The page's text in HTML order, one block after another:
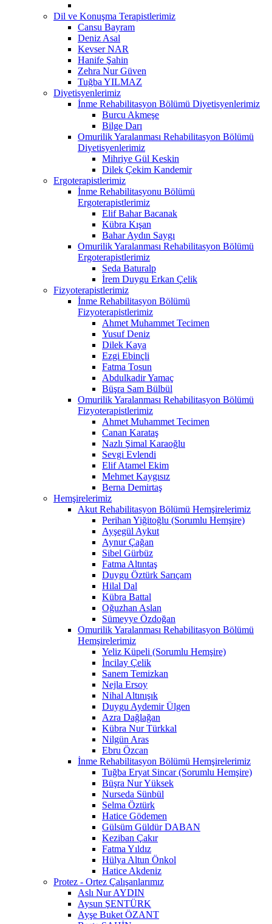
Dil ve Konuşma Terapistlerimiz
Cansu Bayram
Deniz Asal
Kevser NAR
Hanife Şahin
Zehra Nur Güven
Tuğba YILMAZ
Diyetisyenlerimiz
İnme Rehabilitasyon Bölümü Diyetisyenlerimiz
Burcu Akmeşe
Bilge Darı
Omurilik Yaralanması Rehabilitasyon Bölümü
Diyetisyenlerimiz
Mihriye Gül Keskin
Dilek Çekim Kandemir
Ergoterapistlerimiz
İnme Rehabilitasyonu Bölümü
Ergoterapistlerimiz
Elif Bahar Bacanak
Kübra Kışan
Bahar Aydın Saygı
Omurilik Yaralanması Rehabilitasyon Bölümü
Ergoterapistlerimiz
Seda Baturalp
İrem Duygu Erkan Çelik
Fizyoterapistlerimiz
İnme Rehabilitasyon Bölümü
Fizyoterapistlerimiz
Ahmet Muhammet Tecimen
Yusuf Deniz
Dilek Kaya
Ezgi Ebinçli
Fatma Tosun
Abdulkadir Yamaç
Büşra Sam Bülbül
Omurilik Yaralanması Rehabilitasyon Bölümü
Fizyoterapistlerimiz
Ahmet Muhammet Tecimen
Canan Karataş
Nazlı Şimal Karaoğlu
Sevgi Evlendi
Elif Atamel Ekim
Mehmet Kaygısız
Berna Demirtaş
Hemşirelerimiz
Akut Rehabilitasyon Bölümü Hemşirelerimiz
Perihan Yiğitoğlu (Sorumlu Hemşire)
Ayşegül Aykut
Aynur Çağan
Sibel Gürbüz
Fatma Altıntaş
Duygu Öztürk Sarıçam
Hilal Dal
Kübra Battal
Oğuzhan Aslan
Sümeyye Özdoğan
Omurilik Yaralanması Rehabilitasyon Bölümü
Hemşirelerimiz
Yeliz Küpeli (Sorumlu Hemşire)
İncilay Çelik
Sanem Temizkan
Nejla Ersoy
Nihal Altınışık
Duygu Aydemir Ülgen
Azra Dağlağan
Kübra Nur Türkkal
Nilgün Aras
Ebru Özcan
İnme Rehabilitasyon Bölümü Hemşirelerimiz
Tuğba Eryat Sincar (Sorumlu Hemşire)
Büşra Nur Yüksek
Nurseda Sünbül
Selma Öztürk
Hatice Gödemen
Gülsüm Güldür DABAN
Keziban Çakır
Fatma Yıldız
Hülya Altun Önkol
Hatice Akdeniz
Protez - Ortez Çalışanlarımız
Aslı Nur AYDIN
Aysun ŞENTÜRK
Ayşe Buket ÖZANT